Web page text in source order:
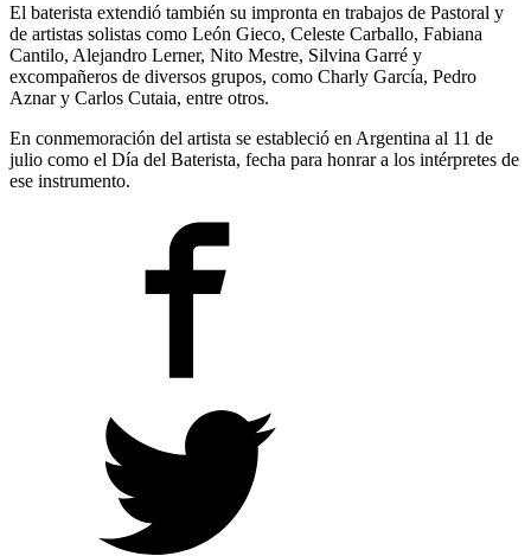
El baterista extendió también su impronta en trabajos de Pastoral y
de artistas solistas como León Gieco, Celeste Carballo, Fabiana
Cantilo, Alejandro Lerner, Nito Mestre, Silvina Garré y
excompañeros de diversos grupos, como Charly García, Pedro
Aznar y Carlos Cutaia, entre otros.
En conmemoración del artista se estableció en Argentina al 11 de
julio como el Día del Baterista, fecha para honrar a los intérpretes de
ese instrumento.